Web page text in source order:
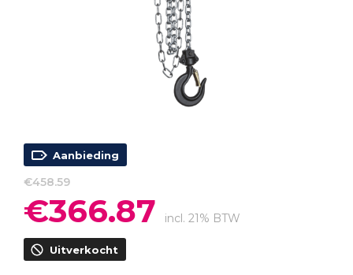
Aanbieding
€458.59
Oorspronkelijke
prijs
was:
€458.59.
€366.87 prijs
incl. 21% BTW
Uitverkocht